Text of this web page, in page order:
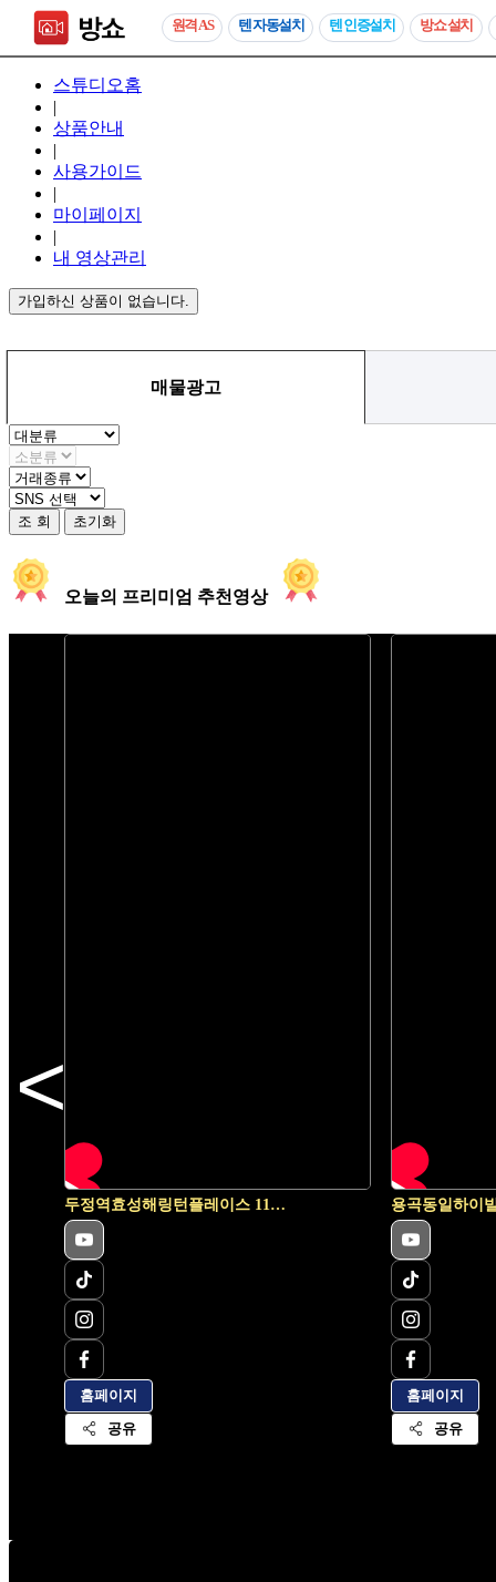
원격 AS 텐 자동설치 텐 인증설치 방쇼 설치